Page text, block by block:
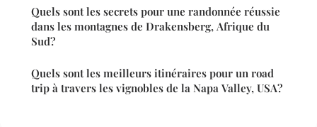
Quels sont les secrets pour une randonnée réussie
dans les montagnes de Drakensberg, Afrique du
Sud?
Quels sont les meilleurs itinéraires pour un road
trip à travers les vignobles de la Napa Valley, USA?